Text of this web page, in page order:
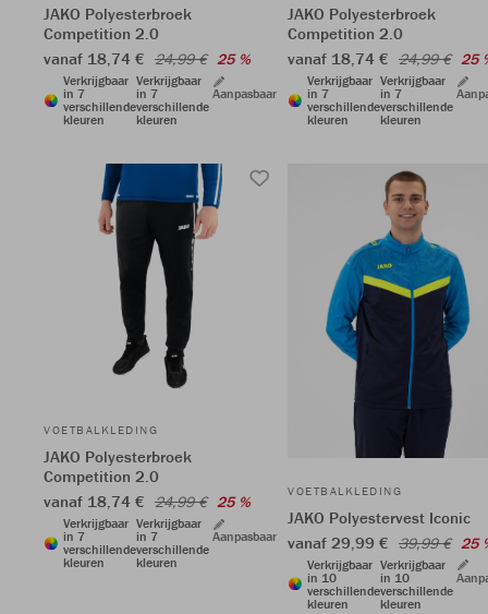
JAKO Polyesterbroek
Competition 2.0
vanaf 18,74 € 24,99 € 25 %
Verkrijgbaar
in 7
verschillende
kleuren
Verkrijgbaar
in 7
verschillende
kleuren
Aanpasbaar
JAKO Polyesterbroek
Competition 2.0
vanaf 18,74 € 24,99 € 25
Verkrijgbaar
in 7
verschillende
kleuren
Verkrijgbaar
in 7
verschillende
kleuren
VOETBALKLEDING
JAKO Polyesterbroek
Competition 2.0
vanaf 18,74 € 24,99 € 25 %
Verkrijgbaar
in 7
verschillende
kleuren
Verkrijgbaar
in 7
verschillende
kleuren
Aanpasbaar
VOETBALKLEDING
JAKO Polyestervest Iconic
vanaf 29,99 € 39,99 € 25
Verkrijgbaar
in 10
verschillende
kleuren
Verkrijgbaar
in 10
verschillende
kleuren